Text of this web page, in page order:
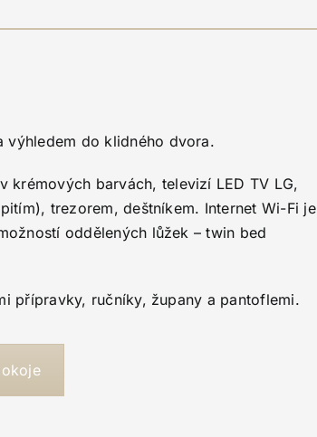
výhledem do klidného dvora.
barvách, televizí LED TV LG,
trezorem, deštníkem. Internet Wi-Fi je
oddělených lůžek – twin bed
přípravky, ručníky, župany a pantoflemi.